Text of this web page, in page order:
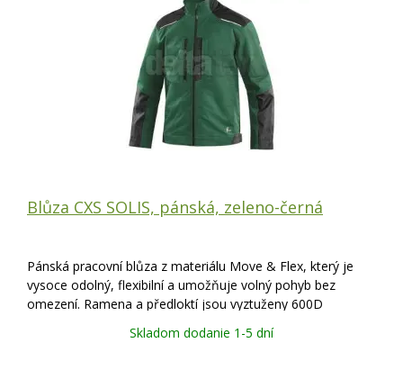
Blůza CXS SOLIS, pánská, zeleno-černá
Pánská pracovní blůza z materiálu Move & Flex, který je
vysoce odolný, flexibilní a umožňuje volný pohyb bez
omezení. Ramena a předloktí jsou vyztuženy 600D
náprsními a bočními kapsami na zip. Pas a r
Skladom dodanie 1-5 dní